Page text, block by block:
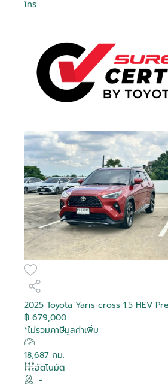
โทร
2025 Toyota Yaris cross 1.5 HEV
฿ 679,000
*ไม่รวมภาษีมูลค่าเพิ่ม
18,687 กม.
อัตโนมัติ
-